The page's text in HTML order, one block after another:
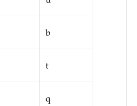
b
t
q